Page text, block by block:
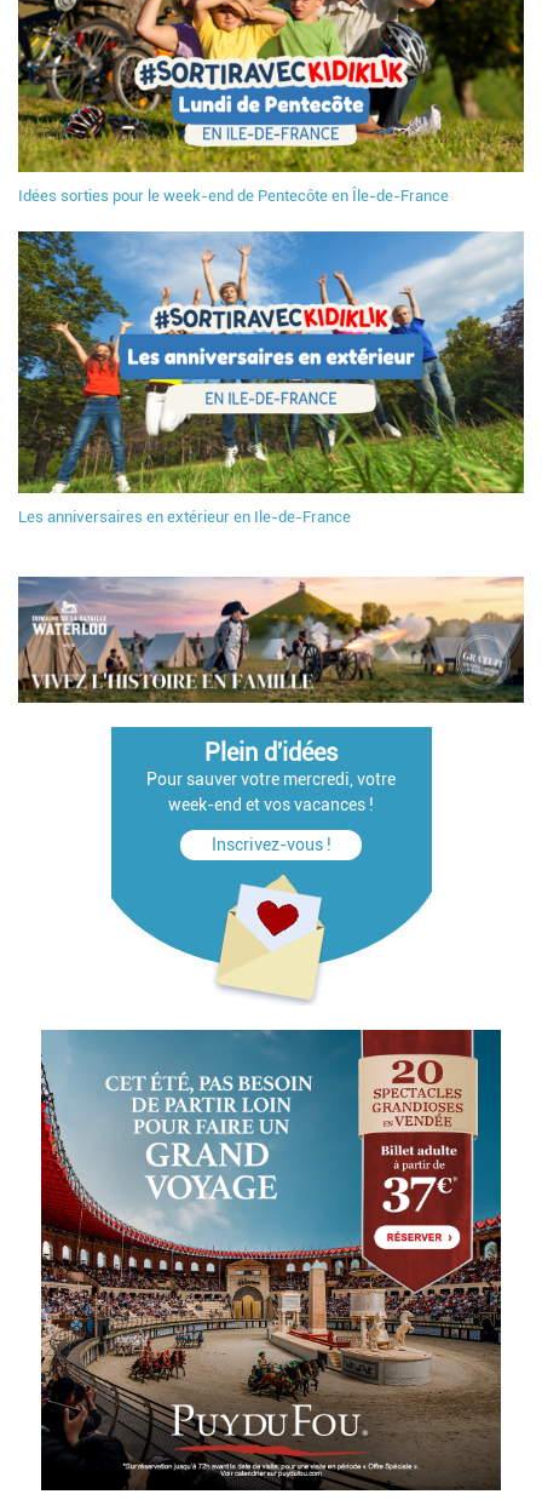
Idées sorties pour le week-end de Pentecôte en Île-de-France
Les anniversaires en extérieur en Ile-de-France
Plein d'idées
Pour sauver votre mercredi, votre
week-end et vos vacances !
Inscrivez-vous !